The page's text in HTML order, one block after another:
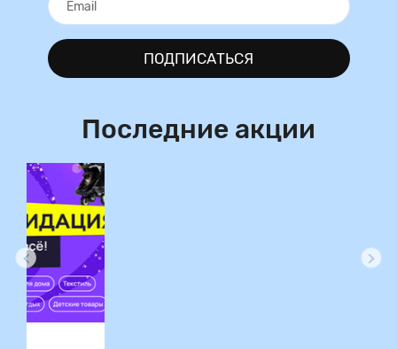
ПОДПИСАТЬСЯ
Последние акции